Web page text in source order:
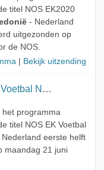
titel NOS EK2020
- Nederland
uitgezonden op
de NOS.
| Bekijk uitzending
- Nederland eerste helft
het programma
titel NOS EK Voetbal
eerste helft
maandag 21 juni